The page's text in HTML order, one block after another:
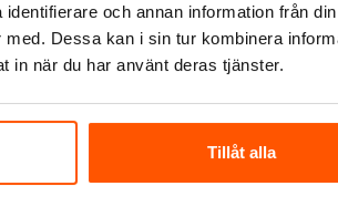
och annan information från
Dessa kan i sin tur kombinera
in när du har använt deras tjänster.
Tillåt alla
Electric Exxact Komplett Datauttag Vinklat med
5102697 Tillverkarens artikelnummer:
3606480910371
Skickas inom 24 timmar!